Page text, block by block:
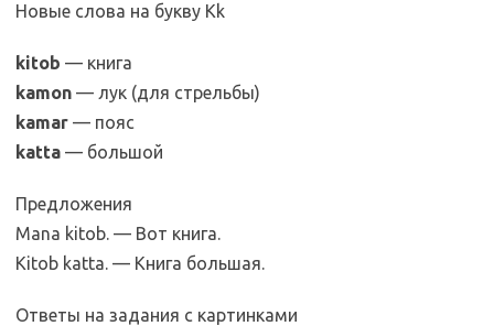
Новые слова на букву Kk
kitob — книга
kamon — лук (для стрельбы)
kamar — пояс
katta — большой
Предложения
Mana kitob. — Вот книга.
Kitob katta. — Книга большая.
Ответы на задания с картинками